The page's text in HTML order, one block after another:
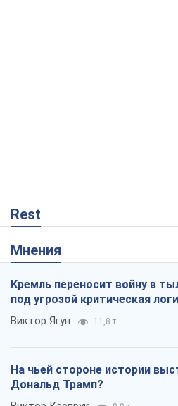
Rest
Мнения
Кремль переносит войну в
под угрозой критическая
Виктор Ягун 11,8 т.
На чьей стороне истории
Дональд Трамп?